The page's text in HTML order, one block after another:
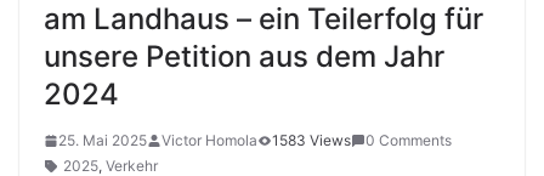
am Landhaus – ein Teilerfolg für
unsere Petition aus dem Jahr
2024
25. Mai 2025 Victor Homola 1583 Views
0 Comments
2025, Verkehr